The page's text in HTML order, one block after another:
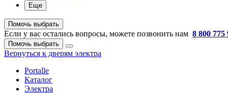
Еще
Помочь выбрать
Если у вас остались вопросы, можете позвонить нам 8 800 775
Помочь выбрать
Вернуться к дверям электра
Portalle
Каталог
Электра